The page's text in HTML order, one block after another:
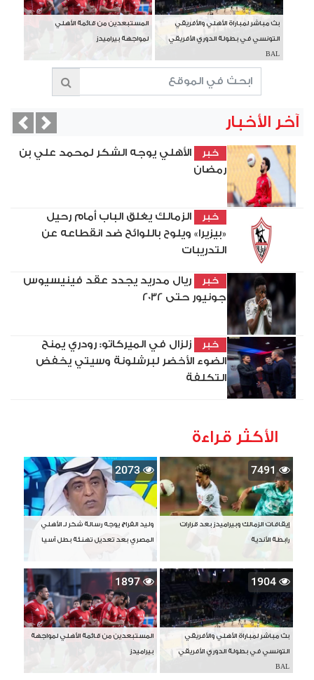
بث مباشر لمباراة الأهلي والأفريقي
التونسي في بطولة الدوري الأفريقي
BAL
المستبعدين من قائمة الأهلي
لمواجهة بيراميدز
آخر الأخبار
خبر
الأهلي يوجه الشكر لمحمد علي بن
رمضان
خبر
الزمالك يغلق الباب أمام رحيل
«بيزيرا» ويلوح باللوائح ضد انقطاعه عن
التدريبات
خبر
ريال مدريد يجدد عقد فينيسيوس
جونيور حتى 2032
خبر
زلزال في الميركاتو: رودري يمنح
الضوء الأخضر لبرشلونة وسيتي يخفض
التكلفة
Next
الأكثر قراءة
7491
إيقافات الزمالك وبيراميدز بعد قرارات
رابطة الأندية
2073
وليد الفراج يوجه رسالة شكر لـ الأهلي
المصري بعد تعديل تهنئة بطل آسيا
1904
بث مباشر لمباراة الأهلي والأفريقي
التونسي في بطولة الدوري الأفريقي
BAL
1897
المستبعدين من قائمة الأهلي لمواجهة
بيراميدز